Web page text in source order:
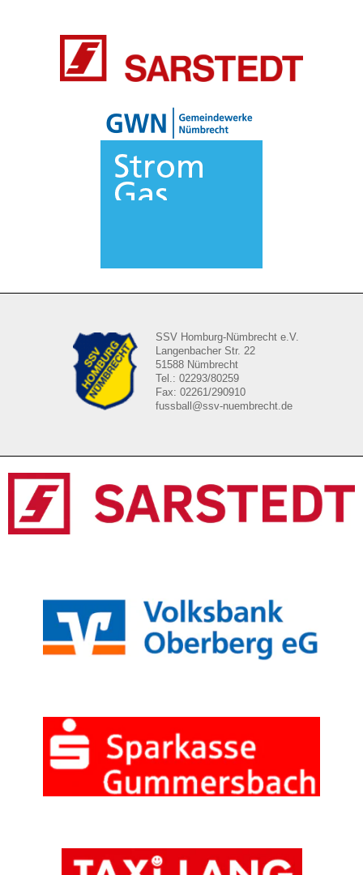
SSV Homburg-Nümbrecht e.V.
Langenbacher Str. 22
51588 Nümbrecht
Tel.: 02293/80259
Fax: 02261/290910
fussball@ssv-nuembrecht.de